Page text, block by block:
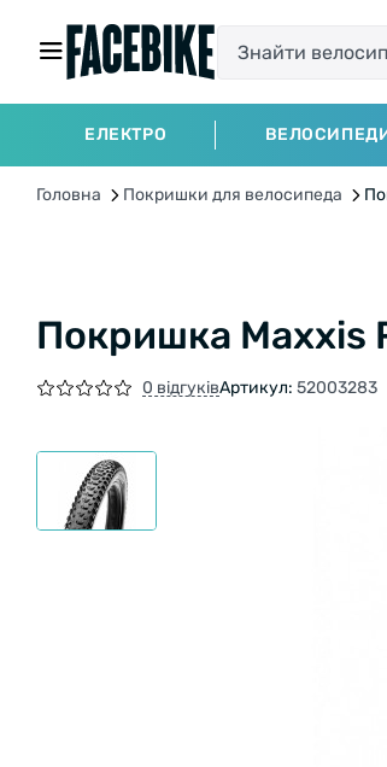
ЕЛЕКТРО
Головна Покришки для велосипеда
Покришка Maxxis
0 відгуківАртикул: 52003283